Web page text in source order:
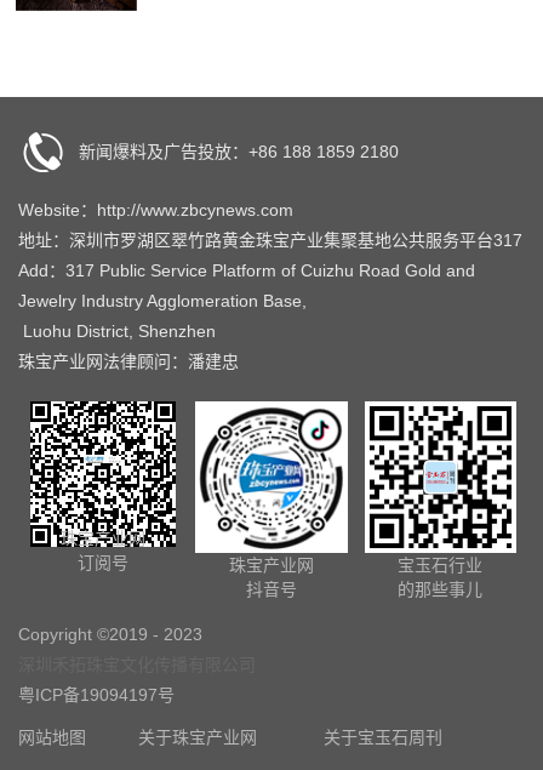
新闻爆料及广告投放：+86 188 1859 2180
Website：http://www.zbcynews.com
地址：深圳市罗湖区翠竹路黄金珠宝产业集聚基地公共服务平台317
Add：317 Public Service Platform of Cuizhu Road Gold and
Jewelry Industry Agglomeration Base,
Luohu District, Shenzhen
珠宝产业网法律顾问：潘建忠
珠宝产业网
订阅号
珠宝产业网
抖音号
宝玉石行业
的那些事儿
Copyright ©2019 - 2023
粤ICP备19094197号
网站地图 关于珠宝产业网 关于宝玉石周刊